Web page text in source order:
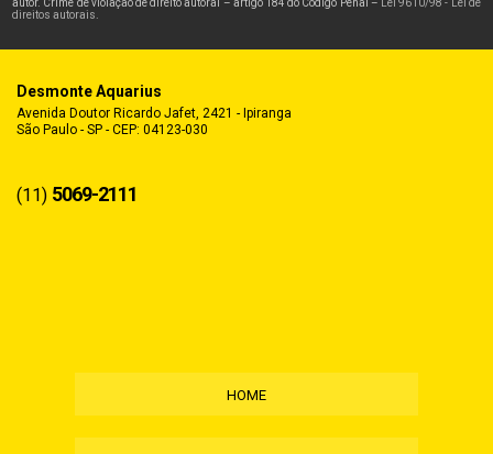
direitos autorais
Desmonte Aquarius
Avenida Doutor Ricardo Jafet, 2421 - Ipiranga
São Paulo - SP - CEP: 04123-030
(11) 5069-2111
HOME